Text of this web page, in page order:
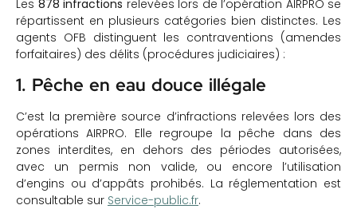
Les 878 infractions relevées lors de l’opération AIRPRO se
répartissent en plusieurs catégories bien distinctes. Les
agents OFB distinguent les contraventions (amendes
forfaitaires) des délits (procédures judiciaires) :
1. Pêche en eau douce illégale
C’est la première source d’infractions relevées lors des
opérations AIRPRO. Elle regroupe la pêche dans des
zones interdites, en dehors des périodes autorisées,
avec un permis non valide, ou encore l’utilisation
d’engins ou d’appâts prohibés. La réglementation est
consultable sur Service-public.fr.